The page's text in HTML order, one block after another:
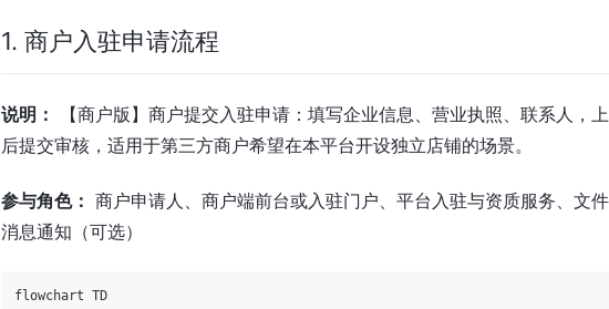
1. 商户入驻申请流程
说明：
【商户版】商户提交入驻申请：填写企业信息、营业执照、联系人，
后提交审核，适用于第三方商户希望在本平台开设独立店铺的场景。
参与角色： 商户申请人、商户端前台或入驻门户、平台入驻与资质服务、文件
消息通知（可选）
flowchart TD